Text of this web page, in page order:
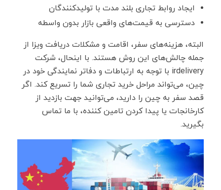
ایجاد روابط تجاری بلند مدت با تولیدکنندگان
دسترسی به قیمت‌های واقعی بازار بدون واسطه
البته، هزینه‌های سفر، اقامت و مشکلات دریافت ویزا از
جمله چالش‌های این روش هستند. با اینحال، شرکت
irdelivery با توجه به ارتباطات و دفاتر نمایندگی خود در
چین، می‌تواند مراحل خرید تجاری شما را تسریع کند. اگر
قصد سفر به چین را دارید، می‌توانید جهت بازدید از
کارخانجات یا پیدا کردن تامین کننده، با ما تماس
بگیرید.